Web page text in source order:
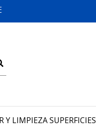
Y LIMPIEZA SUPERFICIES